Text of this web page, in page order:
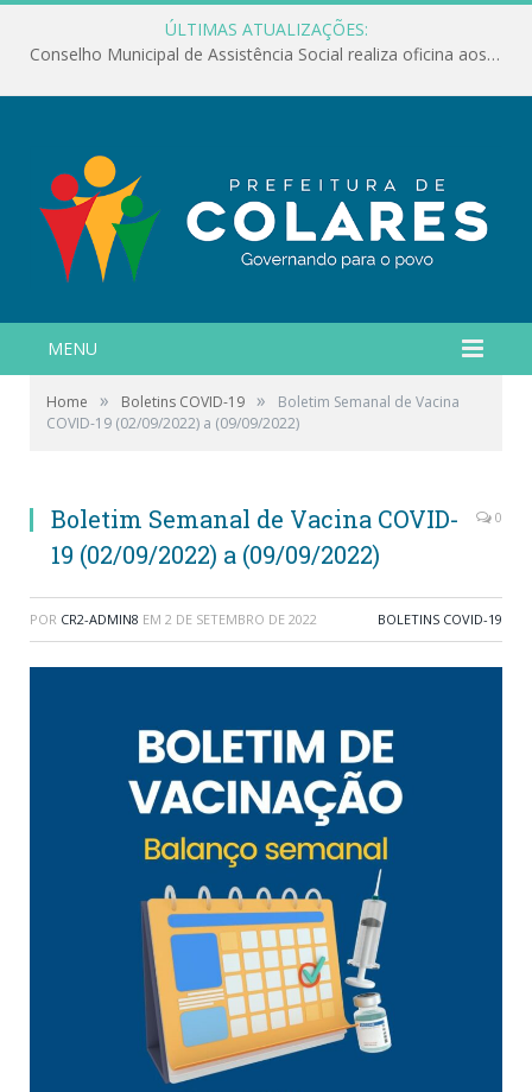
ÚLTIMAS ATUALIZAÇÕES:
Conselho Municipal de Assistência Social realiza oficina aos servidores
MENU
Home » Boletins COVID-19 »
Boletim Semanal de Vacina
COVID-19 (02/09/2022) a (09/09/2022)
Boletim Semanal de Vacina COVID-
19 (02/09/2022) a (09/09/2022)
0
POR CR2-ADMIN8 EM 2 DE SETEMBRO DE 2022 BOLETINS COVID-19